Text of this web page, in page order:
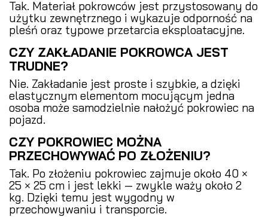
Tak. Materiał pokrowców jest przystosowany do
użytku zewnętrznego i wykazuje odporność na
pleśń oraz typowe przetarcia eksploatacyjne.
CZY ZAKŁADANIE POKROWCA JEST
TRUDNE?
Nie. Zakładanie jest proste i szybkie, a dzięki
elastycznym elementom mocującym jedna
osoba może samodzielnie nałożyć pokrowiec na
pojazd.
CZY POKROWIEC MOŻNA
PRZECHOWYWAĆ PO ZŁOŻENIU?
Tak. Po złożeniu pokrowiec zajmuje około 40 ×
25 × 25 cm i jest lekki — zwykle waży około 2
kg. Dzięki temu jest wygodny w
przechowywaniu i transporcie.